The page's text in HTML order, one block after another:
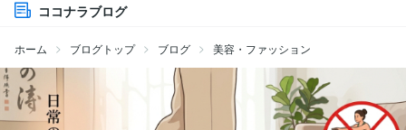
ココナラブログ
ホーム ブログトップ ブログ 美容・ファッション